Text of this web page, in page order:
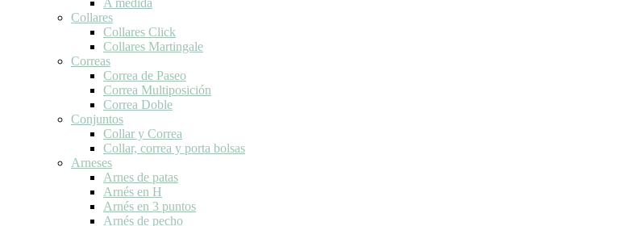
A medida
Collares
Collares Click
Collares Martingale
Correas
Correa de Paseo
Correa Multiposición
Correa Doble
Conjuntos
Collar y Correa
Collar, correa y porta bolsas
Arneses
Arnes de patas
Arnés en H
Arnés en 3 puntos
Arnés de pecho